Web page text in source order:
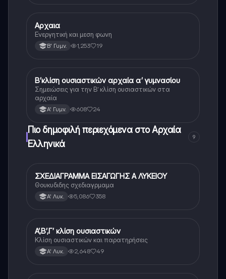
Αρχαία Ελληνικά
Αρχαια
Ενεργητική και μεση φωνη
Β' Γυμν. 1,253 19
Αρχαία Ελληνικά
Β’κλίση ουσιαστικών αρχαία α’ γυμνασίου
Σημειώσεις για την Β’ κλίση ουσιαστικών στα
αρχαία
Α' Γυμν. 608 24
Πιο δημοφιλή περιεχόμενα στο Αρχαία
Ελληνικά
9
Αρχαία Ελληνικά
ΣΧΕΔΙΑΓΡΑΜΜΑ ΕΙΣΑΓΩΓΗΣ Α ΛΥΚΕΙΟΥ
Θουκυδιδης σχεδιαγρμαμα
Α' Λυκ. 5,086 358
Αρχαία Ελληνικά
Α’,Β’,Γ’ κλίση ουσιαστικών
Κλίση ουσιαστικών και παρατηρήσεις
Α' Λυκ. 2,648 49